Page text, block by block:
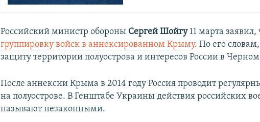
Российский министр обороны Сергей Шойгу 11 марта заявил,
группировку войск в аннексированном Крыму. По его
защиту территории полуострова и интересов России в
После аннексии Крыма в 2014 году Россия проводит
на полуострове. В Генштабе Украины действия российских
называют незаконными.